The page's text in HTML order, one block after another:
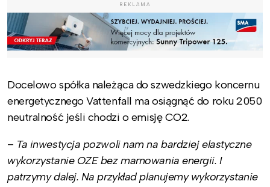
REKLAMA
Docelowo spółka należąca do szwedzkiego koncernu
energetycznego Vattenfall ma osiągnąć do roku 2050
neutralność jeśli chodzi o emisję CO2.
– Ta inwestycja pozwoli nam na bardziej elastyczne
wykorzystanie OZE bez marnowania energii. I
patrzymy dalej. Na przykład planujemy wykorzystanie